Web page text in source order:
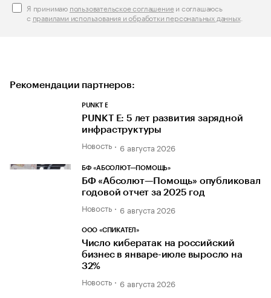
Я принимаю пользовательское соглашениеи соглашаюсь
с правилами использования и обработки персональных данных.
Рекомендации партнеров:
PUNKT E
PUNKT E: 5 лет развития зарядной
инфраструктуры
Новость 6 августа 2026
БФ «АБСОЛЮТ—ПОМОЩЬ»
БФ «Абсолют—Помощь» опубликовал
годовой отчет за 2025 год
Новость 6 августа 2026
ООО «СПИКАТЕЛ»
Число кибератак на российский
бизнес в январе-июле выросло на
32%
Новость 6 августа 2026